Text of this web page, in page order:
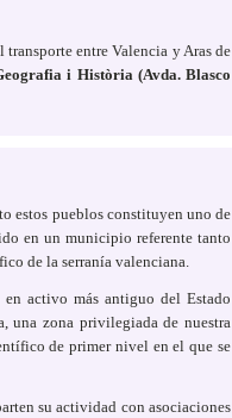
entre Valencia y Aras de
i Història (Avda. Blasco
estos pueblos constituyen uno de
en un municipio referente tanto
de la serranía valenciana.
activo más antiguo del Estado
una zona privilegiada de nuestra
de primer nivel en el que se
su actividad con asociaciones